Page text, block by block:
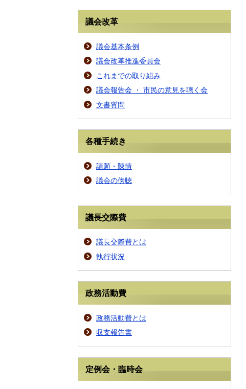
議会改革
議会基本条例
議会改革推進委員会
これまでの取り組み
議会報告会 ・ 市民の意見を聴く会
文書質問
各種手続き
請願・陳情
議会の傍聴
議長交際費
議長交際費とは
執行状況
政務活動費
政務活動費とは
収支報告書
定例会・臨時会